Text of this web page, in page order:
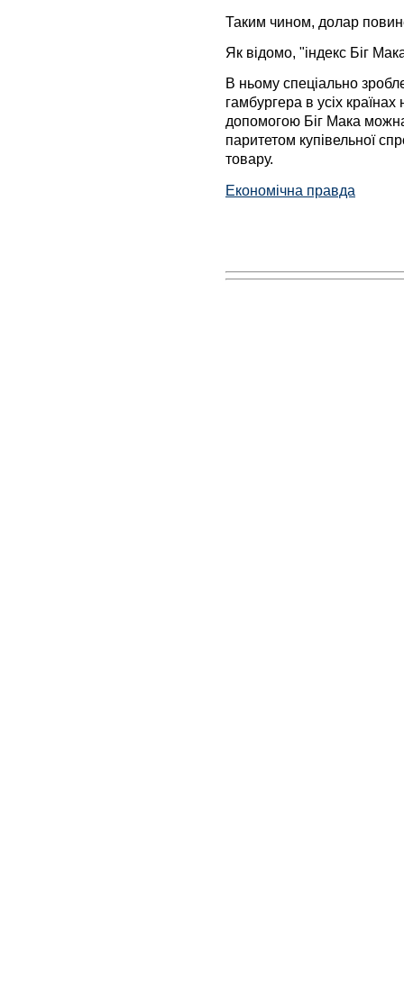
Таким чином, долар
Як відомо, "індекс Біг
В ньому спеціально
гамбургера в усіх
допомогою Біг Мака
паритетом купівельної
товару.
Економічна правда